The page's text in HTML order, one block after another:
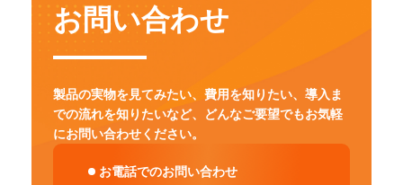
お問い合わせ
製品の実物を見てみたい、費用を知りたい、導入ま
での流れを知りたいなど、
どんなご要望でもお気軽
にお問い合わせください。
お電話でのお問い合わせ